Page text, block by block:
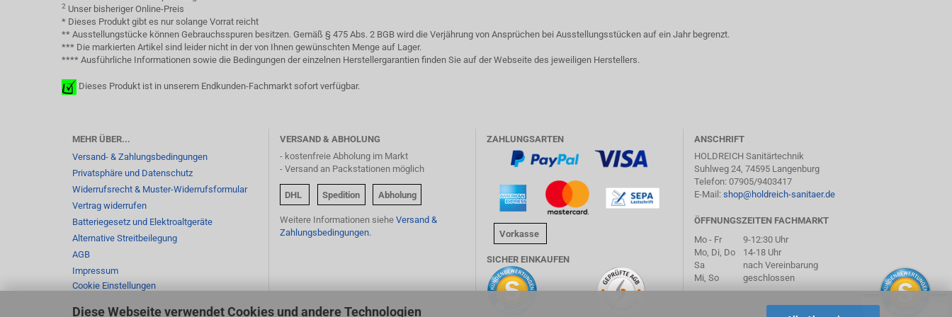
Diese Webseite verwendet Cookies und andere Technologien
2 Unser bisheriger Online-Preis
* Dieses Produkt gibt es nur solange Vorrat reicht
** Ausstellungstücke können Gebrauchsspuren besitzen. Gemäß § 475 Abs. 2 BGB wird die Verjährung von Ansprüchen bei Ausstellungsstücken auf ein Jahr begrenzt.
*** Die markierten Artikel sind leider nicht in der von Ihnen gewünschten Menge auf Lager.
**** Ausführliche Informationen sowie die Bedingungen der einzelnen Herstellergarantien finden Sie auf der Webseite des jeweiligen Herstellers.
Dieses Produkt ist in unserem Endkunden-Fachmarkt sofort verfügbar.
MEHR ÜBER...
Versand- & Zahlungsbedingungen
Privatsphäre und Datenschutz
Widerrufsrecht & Muster-Widerrufsformular
Vertrag widerrufen
Batteriegesetz und Elektroaltgeräte
Alternative Streitbeilegung
AGB
Impressum
Cookie Einstellungen
VERSAND & ABHOLUNG
- kostenfreie Abholung im Markt
- Versand an Packstationen möglich
DHL Spedition Abholung
Weitere Informationen siehe Versand &
Zahlungsbedingungen.
ZAHLUNGSARTEN
Vorkasse
SICHER EINKAUFEN
ANSCHRIFT
HOLDREICH Sanitärtechnik
Suhlweg 24, 74595 Langenburg
Telefon: 07905/9403417
E-Mail: shop@holdreich-sanitaer.de
ÖFFNUNGSZEITEN FACHMARKT
Mo - Fr
9-12:30 Uhr
Mo, Di, Do
14-18 Uhr
Sa
nach Vereinbarung
Mi, So
geschlossen